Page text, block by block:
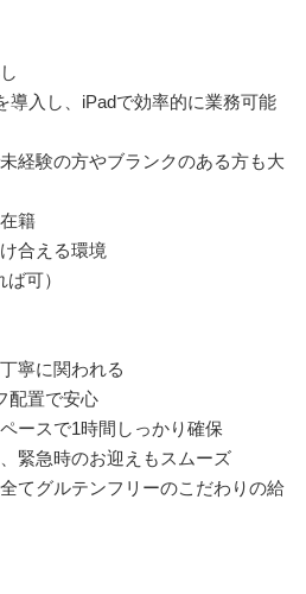
導入し、iPadで効率的に業務可能
経験の方やブランクのある方も大
籍
合える環境
可）
寧に関われる
配置で安心
ースで1時間しっかり確保
緊急時のお迎えもスムーズ
てグルテンフリーのこだわりの給